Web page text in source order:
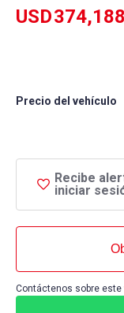
USD374,188
Precio del vehículo
Recibe
iniciar
Contáctenos sobre